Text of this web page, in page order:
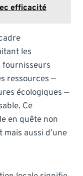
efficacité
les
fournisseurs
ressources —
écologiques —
Ce
en quête non
aussi d’une